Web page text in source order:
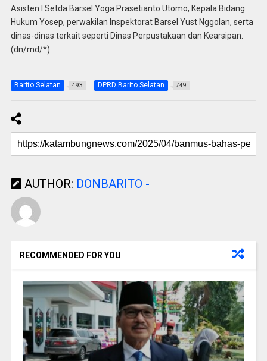
Asisten I Setda Barsel Yoga Prasetianto Utomo, Kepala Bidang
Hukum Yosep, perwakilan Inspektorat Barsel Yust Nggolan, serta
dinas-dinas terkait seperti Dinas Perpustakaan dan Kearsipan.
(dn/md/*)
Barito Selatan 493 DPRD Barito Selatan 749
AUTHOR: DONBARITO -
RECOMMENDED FOR YOU